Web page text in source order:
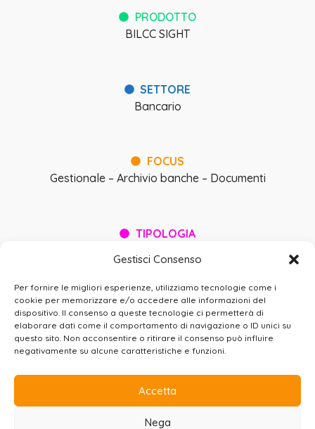
Gestisci Consenso
Per fornire le migliori esperienze, utilizziamo tecnologie come i
cookie per memorizzare e/o accedere alle informazioni del
dispositivo. Il consenso a queste tecnologie ci permetterà di
elaborare dati come il comportamento di navigazione o ID unici su
questo sito. Non acconsentire o ritirare il consenso può influire
negativamente su alcune caratteristiche e funzioni.
Accetta
Nega
PRODOTTO
BILCC SIGHT
SETTORE
Bancario
FOCUS
Gestionale – Archivio banche – Documenti
TIPOLOGIA
BEEWIRED SRL
Via Gualtiero Serafino, 8 – 00136 Roma (IT)
+39 06 37.500.503 |info@beewired.it |
beewired@legalmail.it
PRIVACYCOOKIECREDITSSITEMAP